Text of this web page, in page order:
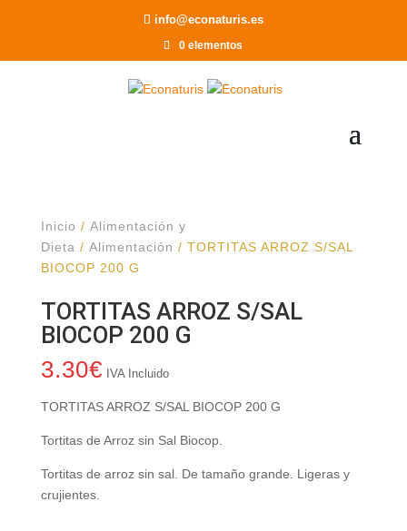
info@econaturis.es
0 elementos
Inicio / Alimentación y
Dieta / Alimentación / TORTITAS ARROZ S/SAL
BIOCOP 200 G
TORTITAS ARROZ S/SAL
BIOCOP 200 G
3.30€ IVA Incluido
TORTITAS ARROZ S/SAL BIOCOP 200 G
Tortitas de Arroz sin Sal Biocop.
Tortitas de arroz sin sal. De tamaño grande. Ligeras y
crujientes.